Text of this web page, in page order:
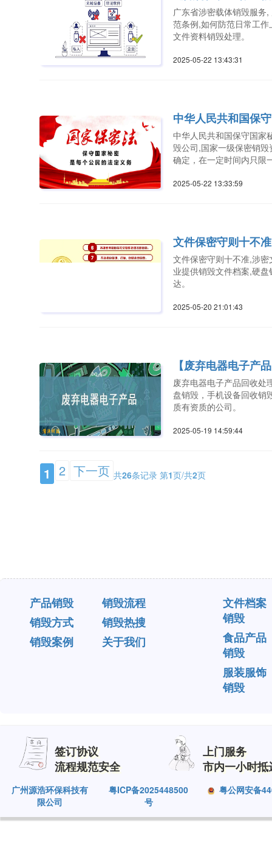
广东省涉密载体销毁服务
范条例,如何防范日常工
文件资料销毁处理。
2025-05-22 13:43:31
中华人民共和国保
中华人民共和国保守国家
毁公司,国家一级保密销
确定，在一定时间内只限
2025-05-22 13:33:59
文件保密守则十不
文件保密守则十不准,涉
业提供销毁文件档案,硬
达。
2025-05-20 21:01:43
【废弃电器电子产
废弃电器电子产品回收处
盘销毁，手机设备回收销
质有资质的公司。
2025-05-19 14:59:44
1 2 下一页 共26条记录 第1页/共2页
产品销毁
销毁流程
销毁方式
销毁热搜
销毁案例
关于我们
文件档案
销毁
食品产品
销毁
服装服饰
销毁
签订协议
流程规范安全
上门服务
市内一小时抵
广州源浩环保科技有
限公司
粤ICP备2025448500
号
粤公网安备